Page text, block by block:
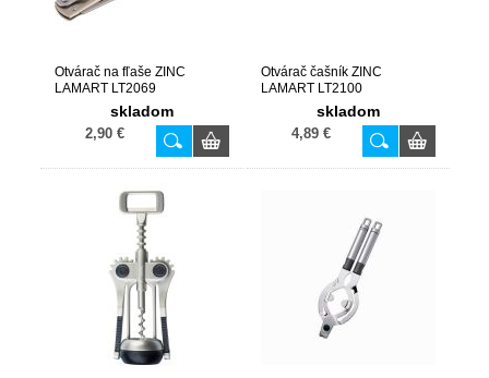
Otvárač na fľaše ZINC
LAMART LT2069
skladom
2,90 €
Otvárač čašník ZINC
LAMART LT2100
skladom
4,89 €